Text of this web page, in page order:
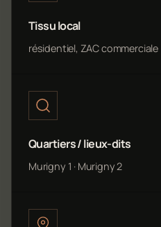
Tissu local
résidentiel, ZAC commerciale
Quartiers / lieux-dits
Murigny 1 · Murigny 2